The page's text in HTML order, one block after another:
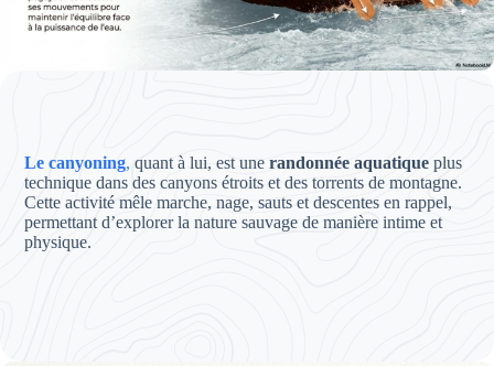
Le canyoning, quant à lui, est unerandonnée aquatique plus
technique dans des canyons étroits et des torrents de montagne.
Cette activité mêle marche, nage, sauts et descentes en rappel,
permettant d’explorer la nature sauvage de manière intime et
physique.